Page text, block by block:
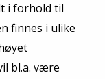
i forhold til
finnes i ulike
bl.a. være